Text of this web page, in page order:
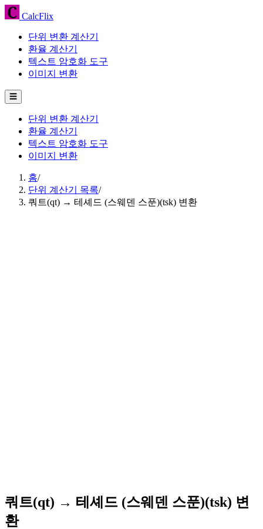
CalcFlix
단위 변환 계산기
환율 계산기
텍스트 암호화 도구
이미지 변환
☰
단위 변환 계산기
환율 계산기
텍스트 암호화 도구
이미지 변환
홈/
단위 계산기 목록/
쿼트(qt) → 테셰드 (스웨덴 스푼)(tsk) 변환
쿼트(qt) → 테셰드 (스웨덴 스푼)(tsk) 변
환